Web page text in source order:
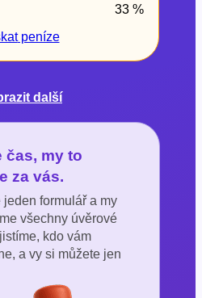
33 %
peníze
další
čas, my to
za vás.
formulář a my
všechny úvěrové
kdo vám
a vy si můžete jen